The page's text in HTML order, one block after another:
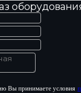
Вы принимаете условия